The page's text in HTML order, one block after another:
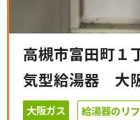
高槻市富田町
気型給湯器 大
大阪ガス 給湯器のリ